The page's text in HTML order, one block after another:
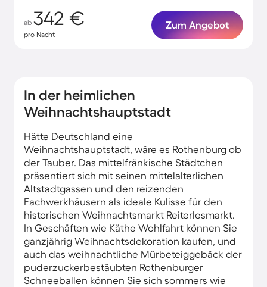
ab 342 €
pro Nacht
Zum Angebot
In der heimlichen
Weihnachtshauptstadt
Hätte Deutschland eine
Weihnachtshauptstadt, wäre es Rothenburg ob
der Tauber. Das mittelfränkische Städtchen
präsentiert sich mit seinen mittelalterlichen
Altstadtgassen und den reizenden
Fachwerkhäusern als ideale Kulisse für den
historischen Weihnachtsmarkt Reiterlesmarkt.
In Geschäften wie Käthe Wohlfahrt können Sie
ganzjährig Weihnachtsdekoration kaufen, und
auch das weihnachtliche Mürbeteiggebäck der
puderzuckerbestäubten Rothenburger
Schneeballen können Sie sich sommers wie